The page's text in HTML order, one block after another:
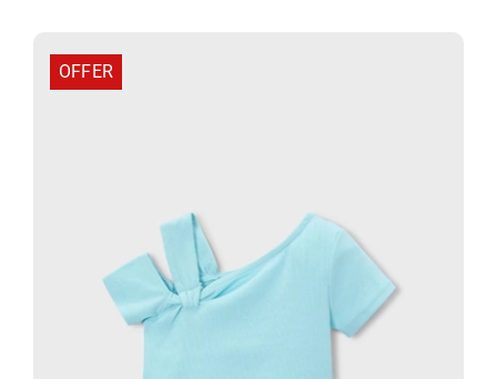
OFFER